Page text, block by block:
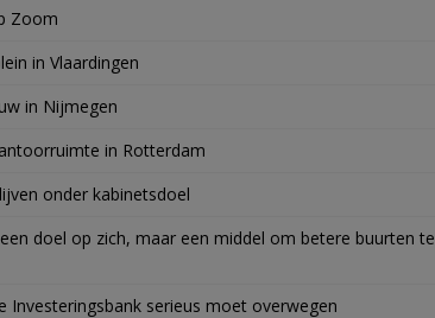
Zoom
in Vlaardingen
in Nijmegen
in Rotterdam
onder kabinetsdoel
doel op zich, maar een middel om betere buurten te
serieus moet overwegen